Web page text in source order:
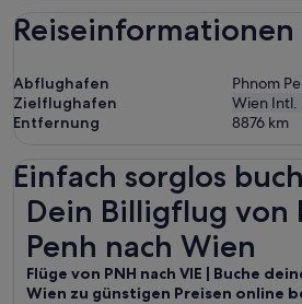
Reiseinformationen
Abflughafen
Phnom
Zielflughafen
Wien Intl.
Entfernung
8876 km
Einfach sorglos
Dein Billigflug von
Penh nach Wien
Flüge von PNH nach VIE | Buche
Wien zu günstigen Preisen online
Dein Billigflug von Phnom Penh